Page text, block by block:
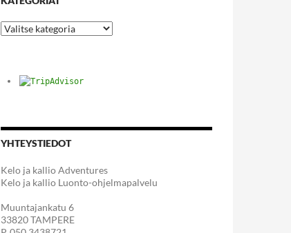
Kategoriat
YHTEYSTIEDOT
Kelo ja kallio Adventures
Kelo ja kallio Luonto-ohjelmapalvelu
Muuntajankatu 6
33820 TAMPERE